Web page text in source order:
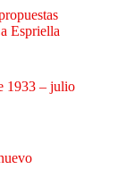
Espriella
1933 – julio